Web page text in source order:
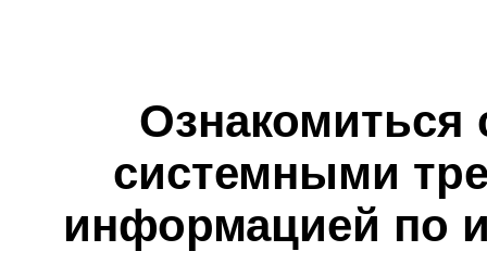
Ознакомиться
системными
информацией по